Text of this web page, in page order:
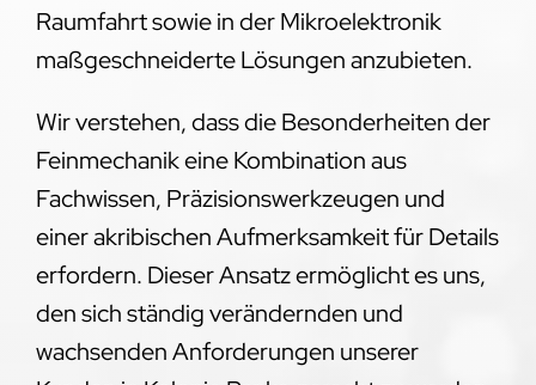
Raumfahrt sowie in der Mikroelektronik
maßgeschneiderte Lösungen anzubieten.
Wir verstehen, dass die Besonderheiten der
Feinmechanik eine Kombination aus
Fachwissen, Präzisionswerkzeugen und
einer akribischen Aufmerksamkeit für Details
erfordern. Dieser Ansatz ermöglicht es uns,
den sich ständig verändernden und
wachsenden Anforderungen unserer